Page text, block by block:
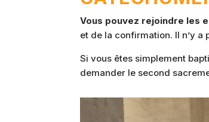
Vous pouvez rejoindre les
et de la confirmation. Il n’y a
Si vous êtes simplement
demander le second